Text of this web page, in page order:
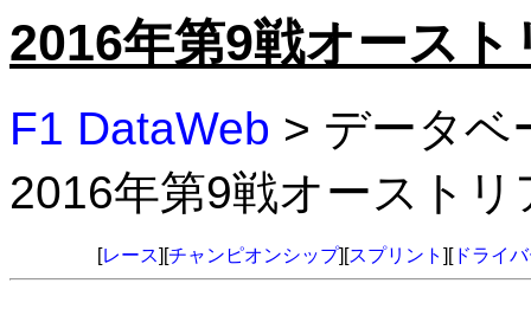
2016年第9戦オース
F1 DataWeb > データ
2016年第9戦オースト
[レース][チャンピオンシップ][スプリント ][ドライ